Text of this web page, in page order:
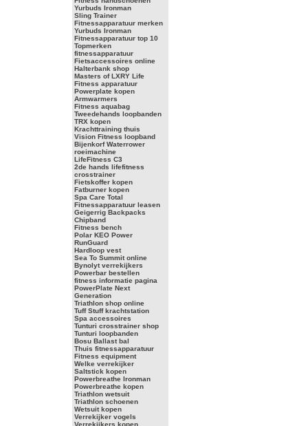
Yurbuds Ironman
Sling Trainer
Fitnessapparatuur merken
Yurbuds Ironman
Fitnessapparatuur top 10
Topmerken
fitnessapparatuur
Fietsaccessoires online
Halterbank shop
Masters of LXRY Life
Fitness apparatuur
Powerplate kopen
Armwarmers
Fitness aquabag
Tweedehands loopbanden
TRX kopen
Krachttraining thuis
Vision Fitness loopband
Bijenkorf Waterrower
roeimachine
LifeFitness C3
2de hands lifefitness
crosstrainer
Fietskoffer kopen
Fatburner kopen
Spa Care Total
Fitnessapparatuur leasen
Geigerrig Backpacks
Chipband
Fitness bench
Polar KEO Power
RunGuard
Hardloop vest
Sea To Summit online
Bynolyt verrekijkers
Powerbar bestellen
fitness informatie pagina
PowerPlate Next
Generation
Triathlon shop online
Tuff Stuff krachtstation
Spa accessoires
Tunturi crosstrainer shop
Tunturi loopbanden
Bosu Ballast bal
Thuis fitnessapparatuur
Fitness equipment
Welke verrekijker
Saltstick kopen
Powerbreathe Ironman
Powerbreathe kopen
Triathlon wetsuit
Triathlon schoenen
Wetsuit kopen
Verrekijker vogels
Verrekijkers kopen